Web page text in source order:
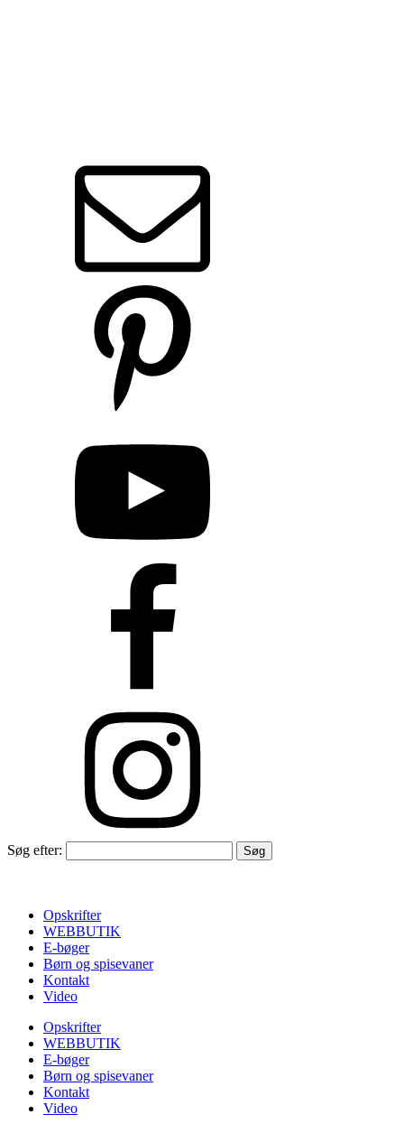
Søg efter:
Opskrifter
WEBBUTIK
E-bøger
Børn og spisevaner
Kontakt
Video
Opskrifter
WEBBUTIK
E-bøger
Børn og spisevaner
Kontakt
Video